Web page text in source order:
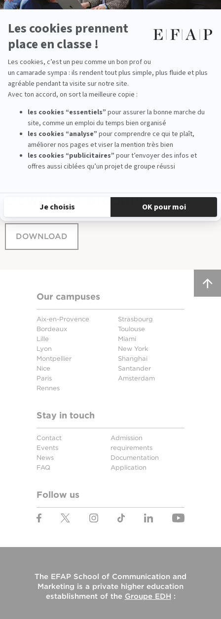
Ces débouchés sont possibles grâce à un réseau riche et à
expériences concrètes comme les campagnes réelles en
agence ou les missions événementielles.
Un classement qui confirme l’excellence
Le Programme Grande École de Communication de l’
est classé 1ᵉ au palmarès EDUNIVERSAL 2026,
soulignant la qualité académique et la pertinence professionnelle de
la formation. Chaque année, cette
école de communication à
Strasbourg reçoit 8 000 offres de stage et garantit un taux de
placement en stage de 100 %. Elle figure sur le podium des écoles
les plus citées par les recruteurs (source : Figaro Étudiant 2025).
Download brochure
DOWNLOAD
Our campuses
Aix-en-Provence
Bordeaux
Lille
Lyon
Montpellier
Nice
Paris
Rennes
Strasbourg
Toulouse
Miami
New York
Shanghai
Santander
Amsterdam
Stay in touch
Contact
Events
News
FAQ
Admission
requirements
Documentation
Application
Follow us
The EFAP School of Communication and
Marketing is a private higher education
establishment of the Groupe EDH :